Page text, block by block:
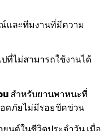
และทีมงานที่มีความ
ที่ไม่สามารถใช้งานได้
นสำหรับยานพาหนะที่
ดภัยไม่มีรอยขีดข่วน